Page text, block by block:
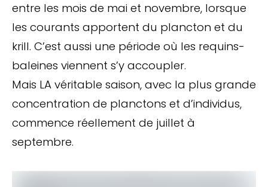
entre les mois de mai et novembre, lorsque
les courants apportent du plancton et du
krill. C’est aussi une période où les requins-
baleines viennent s’y accoupler.
Mais LA véritable saison, avec la plus grande
concentration de planctons et d’individus,
commence réellement de juillet à
septembre.